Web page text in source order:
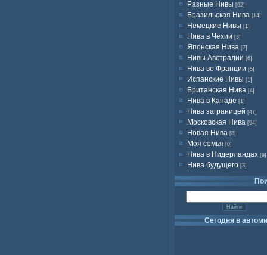
Разные Нивы [62]
Бразильская Нива [14]
Немецкие Нивы [1]
Нива в Чехии [3]
Японская Нива [7]
Нивы Австралии [6]
Нива во Франции [5]
Испанские Нивы [1]
Британская Нива [4]
Нива в Канаде [1]
Нива заграницей [47]
Московская Нива [94]
Новая Нива [8]
Моя семья [0]
Нива в Нидерландах [9]
Нива будущего [3]
Сегодня в